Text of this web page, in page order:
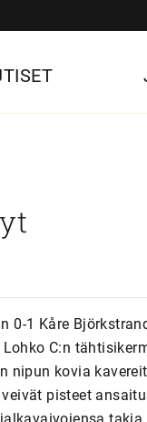
0-1 Kåre
C:n
nipun kovia
pisteet